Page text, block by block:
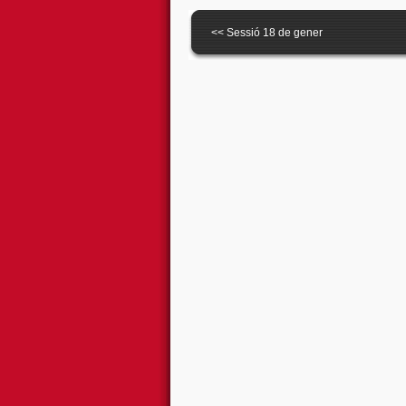
<< Sessió 18 de gener